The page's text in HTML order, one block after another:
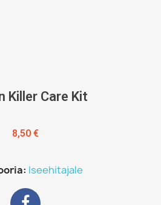
Killer Care Kit
8,50 €
Iseehitajale